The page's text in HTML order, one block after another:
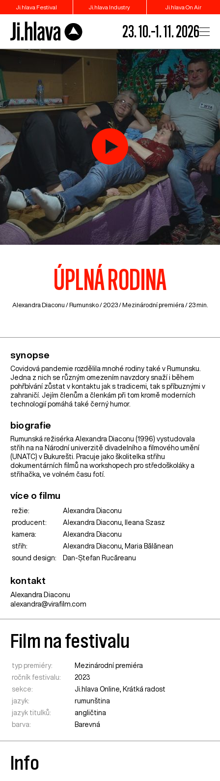
Ji.hlava Festival Ji.hlava Industry Ji.hlava On Air
23. 10.–1. 11. 2026
ÚPLNÁ RODINA
Alexandra Diaconu / Rumunsko/ 2023 / Mezinárodní premiéra / 23 min.
synopse
Covidová pandemie rozdělila mnohé rodiny také v Rumunsku.
Jedna z nich se různým omezením navzdory snaží i během
pohřbívání zůstat v kontaktu jak s tradicemi, tak s příbuznými v
zahraničí. Jejím členům a členkám při tom kromě moderních
technologií pomáhá také černý humor.
biografie
Rumunská režisérka Alexandra Diaconu (1996) vystudovala
střih na na Národní univerzitě divadelního a filmového umění
(UNATC) v Bukurešti. Pracuje jako školitelka střihu
dokumentárních filmů na workshopech pro středoškoláky a
střihačka, ve volném času fotí.
více o filmu
režie:
Alexandra Diaconu
producent:
Alexandra Diaconu, Ileana Szasz
kamera:
Alexandra Diaconu
střih:
Alexandra Diaconu, Maria Bălănean
sound design:
Dan-Ștefan Rucăreanu
kontakt
Alexandra Diaconu
alexandra@virafilm.com
Film na festivalu
typ premiéry:
Mezinárodní premiéra
ročník festivalu:
2023
sekce:
Ji.hlava Online, Krátká radost
jazyk:
rumunština
jazyk titulků:
angličtina
barva:
Barevná
Info